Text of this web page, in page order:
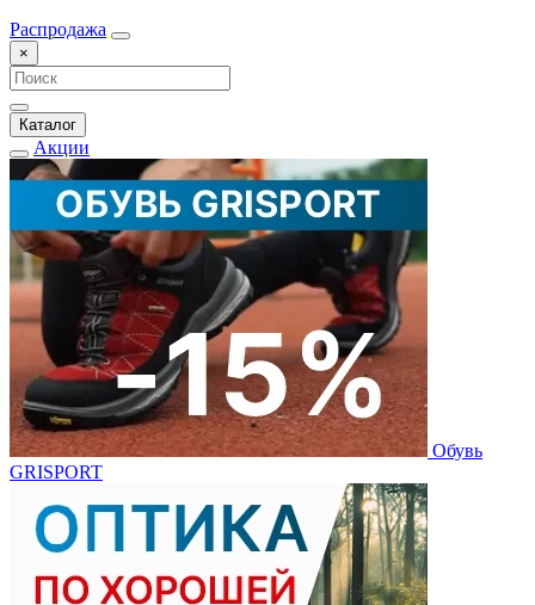
Распродажа
×
Каталог
Акции
Обувь
GRISPORT